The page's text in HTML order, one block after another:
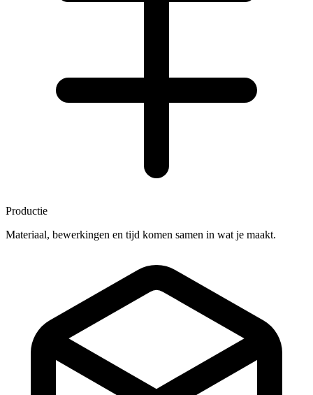
Productie
Materiaal, bewerkingen en tijd komen samen in wat je maakt.